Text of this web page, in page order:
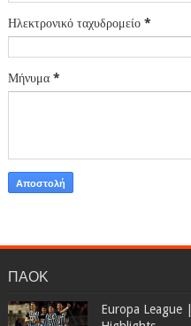
Ηλεκτρονικό ταχυδρομείο *
Μήνυμα *
ΠΑΟΚ
Europa